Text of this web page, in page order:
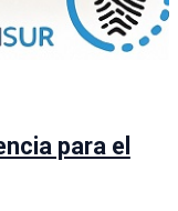
para el